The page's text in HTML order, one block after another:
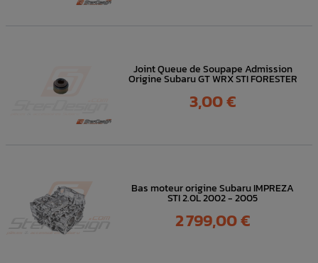
Joint Queue de Soupape Admission
Origine Subaru GT WRX STI FORESTER
Prix
3,00 €
Bas moteur origine Subaru IMPREZA
STI 2.0L 2002 - 2005
Prix
2 799,00 €